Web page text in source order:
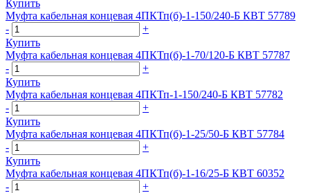
Купить
Муфта кабельная концевая 4ПКТп(б)-1-150/240-Б КВТ 57789
-
+
Купить
Муфта кабельная концевая 4ПКТп(б)-1-70/120-Б КВТ 57787
-
+
Купить
Муфта кабельная концевая 4ПКТп-1-150/240-Б КВТ 57782
-
+
Купить
Муфта кабельная концевая 4ПКТп(б)-1-25/50-Б КВТ 57784
-
+
Купить
Муфта кабельная концевая 4ПКТп(б)-1-16/25-Б КВТ 60352
-
+